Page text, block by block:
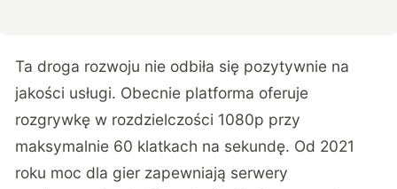
Ta droga rozwoju nie odbiła się pozytywnie na
jakości usługi. Obecnie platforma oferuje
rozgrywkę w rozdzielczości 1080p przy
maksymalnie 60 klatkach na sekundę. Od 2021
roku moc dla gier zapewniają serwery